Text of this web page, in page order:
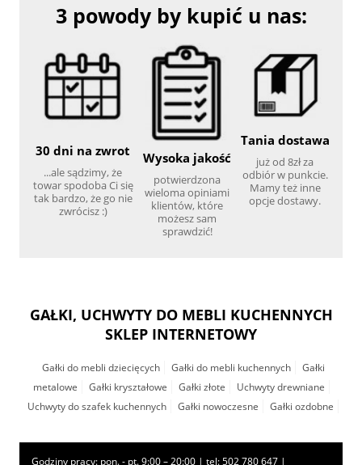
3 powody by kupić u nas:
30 dni na zwrot
...ale sądzimy, że
towar spodoba Ci się
tak bardzo, że go nie
zwrócisz :)
Wysoka jakość
potwierdzona
wieloma opiniami
klientów, które
możesz sam
sprawdzić!
Tania dostawa
już od 8zł za
odbiór w punkcie.
Mamy też inne
opcje dostawy.
GAŁKI, UCHWYTY DO MEBLI KUCHENNYCH
SKLEP INTERNETOWY
Gałki do mebli dziecięcych Gałki do mebli kuchennych
Gałki
metalowe
Gałki kryształowe Gałki złote
Uchwyty drewniane
Uchwyty do szafek kuchennych
Gałki nowoczesne Gałki ozdobne
Godziny pracy: pon. - pt. 9:00 – 20:00 | tel:502 780 647 |